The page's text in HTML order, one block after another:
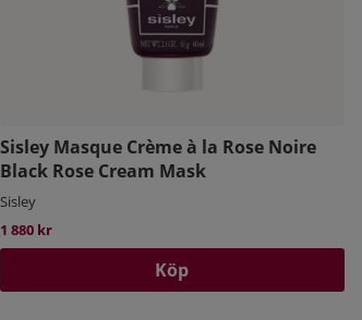
Sisley Masque Crème à la Rose Noire
Black Rose Cream Mask
Sisley
1 880 kr
Köp